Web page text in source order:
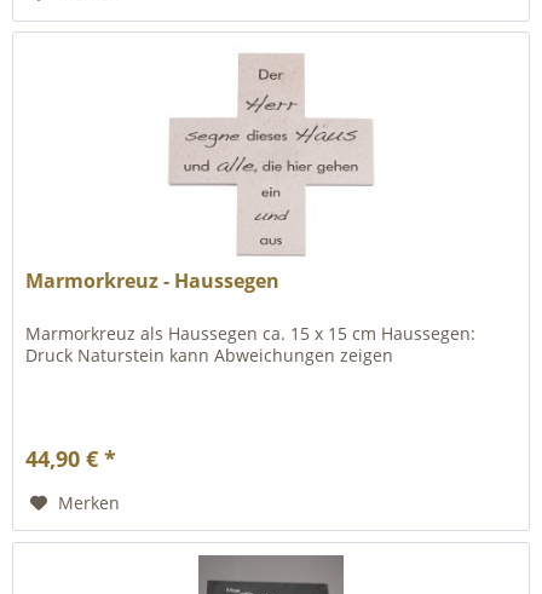
Marmorkreuz - Haussegen
Marmorkreuz als Haussegen ca. 15 x 15 cm Haussegen:
Druck Naturstein kann Abweichungen zeigen
44,90 € *
Merken